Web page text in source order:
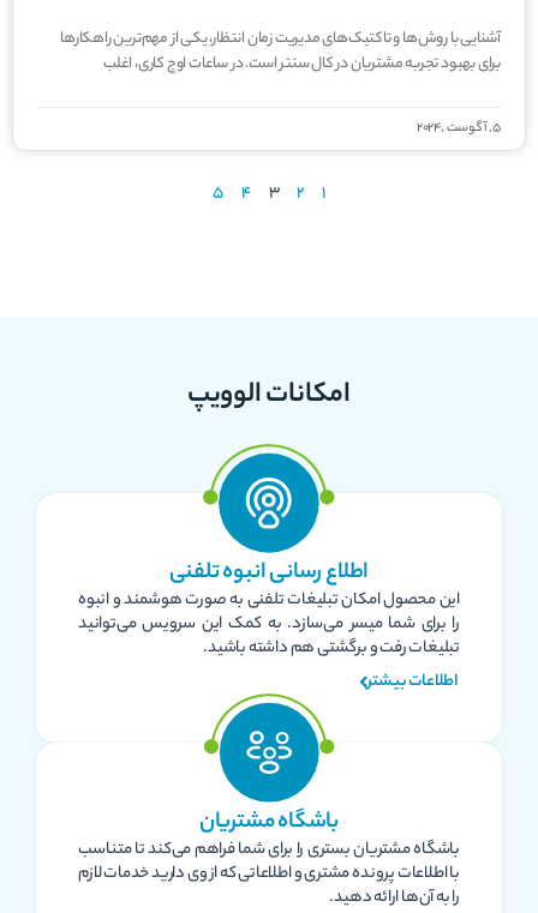
آشنایی با روش‌­ها و تاکتیک‌­های مدیریت زمان انتظار، یکی از مهم‌ترین راهکارها
برای بهبود تجربه مشتریان در کال­ سنتر است. در ساعات اوج کاری، اغلب
5, آگوست ,2024
1
2
3
4
5
امکانات الوویپ
اطلاع رسانی انبوه تلفنی
این محصول امکان تبلیغات تلفنی به صورت هوشمند و انبوه
را برای شما میسر می‌سازد. به کمک این سرویس می‌توانید
تبلیغات رفت و برگشتی هم داشته باشید.
اطلاعات بیشتر
باشگاه مشتریان
باشگاه مشتریان بستری را برای شما فراهم می‌کند تا متناسب
با اطلاعات پرونده مشتری و اطلاعاتی که از وی دارید خدمات لازم
را به آن‌ها ارائه دهید.